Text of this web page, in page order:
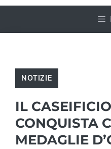
NOTIZIE
IL
CONQUISTA
MEDAGLIE